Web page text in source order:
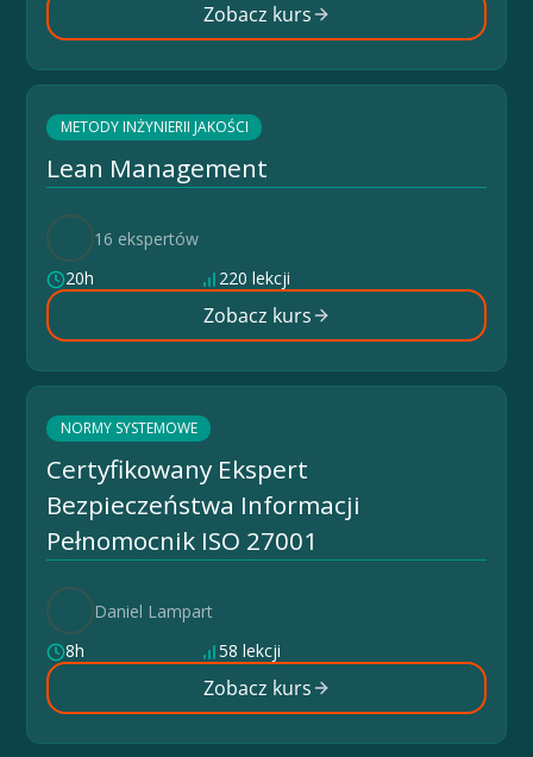
Zobacz kurs
METODY INŻYNIERII JAKOŚCI
Lean Management
16 ekspertów
20h
220 lekcji
Zobacz kurs
NORMY SYSTEMOWE
Certyfikowany Ekspert
Bezpieczeństwa Informacji
Pełnomocnik ISO 27001
Daniel Lampart
8h
58 lekcji
Zobacz kurs